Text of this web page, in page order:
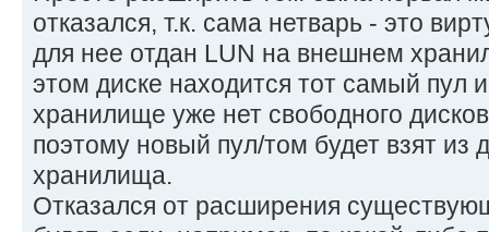
отказался, т.к. сама нетварь - это
для нее отдан LUN на внешнем
этом диске находится тот самый
хранилище уже нет свободного
поэтому новый пул/том будет взят из
хранилища.
Отказался от расширения